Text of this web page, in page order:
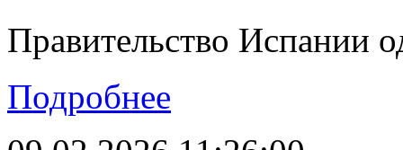
Правительство Испании
Подробнее